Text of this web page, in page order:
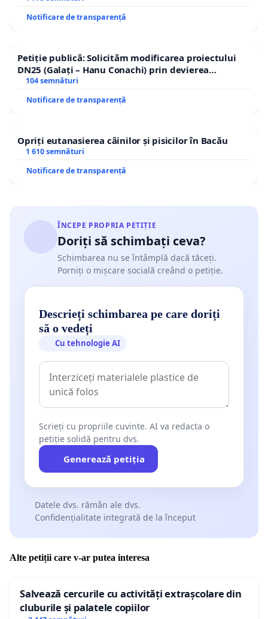
Notificare de transparență
Petiție publică: Solicităm modificarea proiectului
DN25 (Galați – Hanu Conachi) prin devierea
traseului în afara localităților!
104 semnături
Notificare de transparență
Opriți eutanasierea câinilor și pisicilor în Bacău
1 610 semnături
Notificare de transparență
ÎNCEPE PROPRIA PETIȚIE
Doriți să schimbați ceva?
Schimbarea nu se întâmplă dacă tăceți.
Porniți o mișcare socială creând o petiție.
Descrieți schimbarea pe care doriți
să o vedeți
Cu tehnologie AI
Scrieți cu propriile cuvinte. AI va redacta o
petiție solidă pentru dvs.
Generează petiția
Datele dvs. rămân ale dvs.
Confidențialitate integrată de la început
Alte petiții care v-ar putea interesa
Salvează cercurile cu activități extrașcolare din
cluburile și palatele copiilor